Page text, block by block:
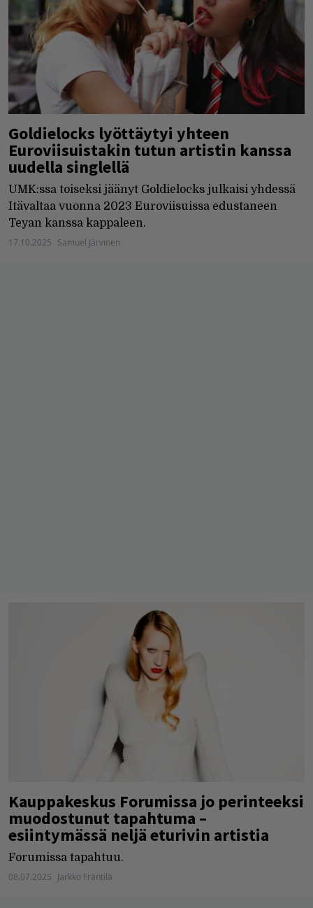
Goldielocks lyöttäytyi yhteen
Euroviisuistakin tutun artistin kanssa
uudella singlellä
UMK:ssa toiseksi jäänyt Goldielocks julkaisi yhdessä
Itävaltaa vuonna 2023 Euroviisuissa edustaneen
Teyan kanssa kappaleen.
17.10.2025 Samuel Järvinen
Kauppakeskus Forumissa jo perinteeksi
muodostunut tapahtuma –
esiintymässä neljä eturivin artistia
Forumissa tapahtuu.
08.07.2025 Jarkko Fräntilä